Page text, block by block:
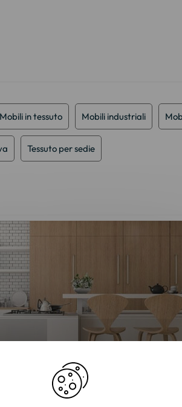
Mobili in tessuto Mobili industriali
Tessuto per sedie
stile di arredamento scegliere per la